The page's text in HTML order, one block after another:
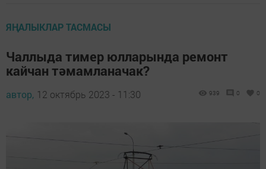
ЯҢАЛЫКЛАР ТАСМАСЫ
Чаллыда тимер юлларында ремонт
кайчан тәмамланачак?
автор, 12 октябрь 2023 - 11:30 939 0 0